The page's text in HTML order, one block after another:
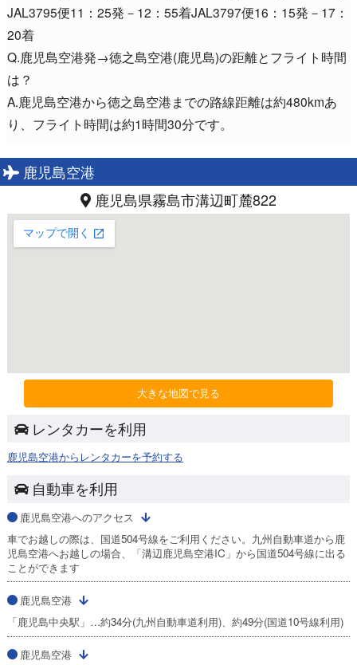
JAL3795便11：25発－12：55着JAL3797便16：15発－17：
20着
Q.鹿児島空港発→徳之島空港(鹿児島)の距離とフライト時間
は？
A.鹿児島空港から徳之島空港までの路線距離は約480kmあ
り、フライト時間は約1時間30分です。
鹿児島空港
鹿児島県霧島市溝辺町麓822
大きな地図で見る
レンタカーを利用
鹿児島空港からレンタカーを予約する
自動車を利用
鹿児島空港へのアクセス
車でお越しの際は、国道504号線をご利用ください。九州自動車道から鹿
児島空港へお越しの場合、「溝辺鹿児島空港IC」から国道504号線に出る
ことができます
鹿児島空港
「鹿児島中央駅」…約34分(九州自動車道利用)、約49分(国道10号線利用)
鹿児島空港